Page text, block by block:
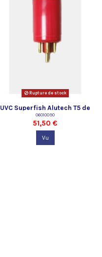
Rupture de stock
UVC Superfish Alutech T5 de
75 watts.
06010090
51,50 €
Vu